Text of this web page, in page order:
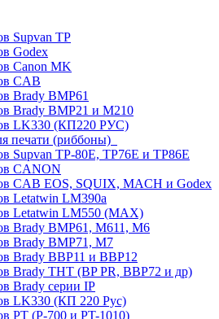
Supvan TP
Godex
Canon MK
CAB
Brady BMP61
Brady BMP21 и M210
LK330 (КП220 РУС)
печати (риббоны)
Supvan TP-80E, TP76E и TP86E
CANON
CAB EOS, SQUIX, MACH и Godex
Letatwin LM390a
Letatwin LM550 (MAX)
Brady BMP61, M611, M6
Brady BMP71, M7
Brady BBP11 и BBP12
Brady THT (BP PR, BBP72 и др)
Brady серии IP
LK330 (КП 220 Рус)
PT (P-700 и PT-1010)